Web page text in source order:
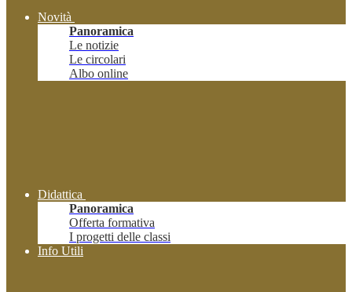
Novità
Panoramica
Le notizie
Le circolari
Albo online
Didattica
Panoramica
Offerta formativa
I progetti delle classi
Info Utili